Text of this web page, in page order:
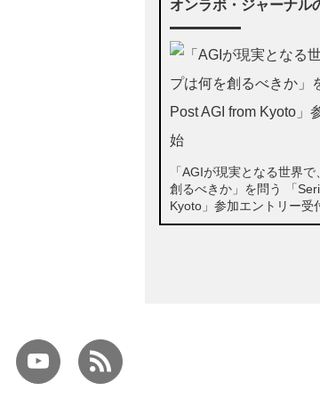
オンラボ・ジャーナル
「AGIが現実となる世界
創るべきか」を問う 「
Kyoto」参加エントリー受